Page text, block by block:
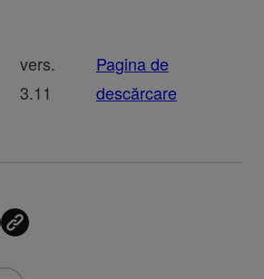
vers.
3.11
Pagina de
descărcare